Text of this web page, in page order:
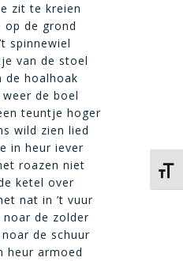
zit te kreien
de grond
spinnewiel
van de stoel
de hoalhoak
de boel
teuntje hoger
wild zien lied
in heur iever
roazen niet
ketel over
nat in ’t vuur
noar de zolder
de schuur
heur armoed